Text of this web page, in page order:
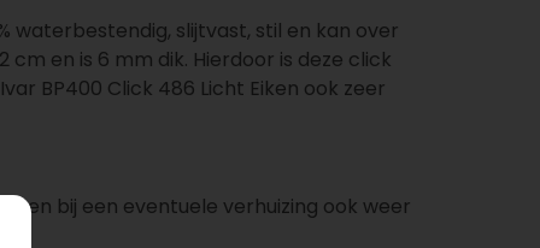
waterbestendig, slijtvast, stil en kan over
en is 6 mm dik. Hierdoor is deze click
BP400 Click 486 Licht Eiken ook zeer
en bij een eventuele verhuizing ook weer